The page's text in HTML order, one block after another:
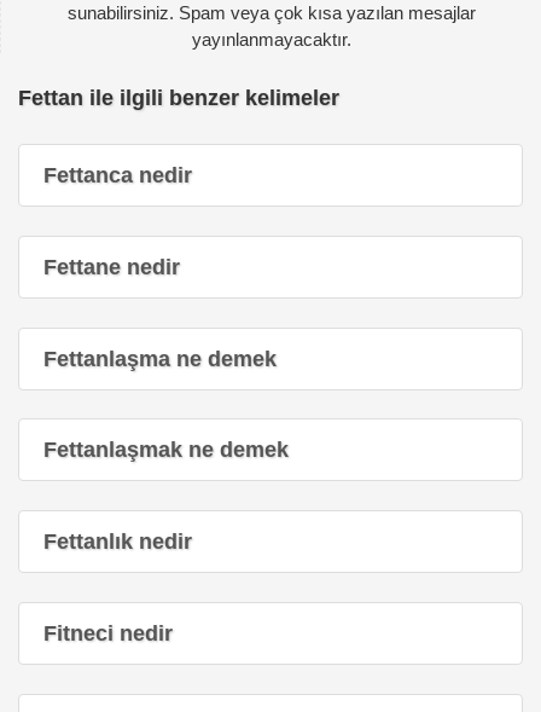
sunabilirsiniz. Spam veya çok kısa yazılan mesajlar
yayınlanmayacaktır.
Fettan ile ilgili benzer kelimeler
Fettanca nedir
Fettane nedir
Fettanlaşma ne demek
Fettanlaşmak ne demek
Fettanlık nedir
Fitneci nedir